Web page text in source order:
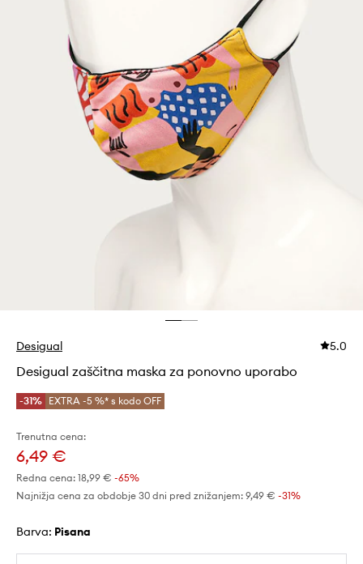
Desigual 5.0
Desigual zaščitna maska za ponovno uporabo
-31% EXTRA -5 %* s kodo OFF
Trenutna cena:
6,49 €
Redna cena: 18,99 € -65%
Najnižja cena za obdobje 30 dni pred znižanjem: 9,49 € -31%
Barva: pisana